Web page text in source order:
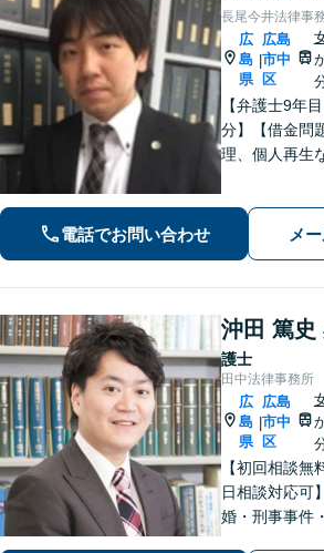
長尾今井法律事
広
島
県
|
広島
市中
区
【弁護士9年
分】【借金問
理、個人再生
などご相談く
可】【初回
電話でお問い合わせ メ
沖田 篤史
護士
田中法律事務所
広
島
県
|
広島
市中
区
【初回相談
日相談対応可
婚・刑事事件